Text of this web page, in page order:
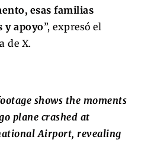
esas familias
y apoyo”, expresó el
de X.
shows the moments
plane crashed at
Airport, revealing